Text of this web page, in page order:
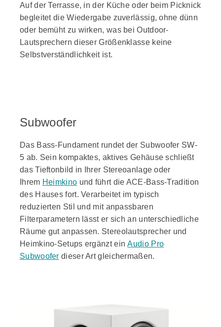
Auf der Terrasse, in der Küche oder beim Picknick
begleitet die Wiedergabe zuverlässig, ohne dünn
oder bemüht zu wirken, was bei Outdoor-
Lautsprechern dieser Größenklasse keine
Selbstverständlichkeit ist.
Subwoofer
Das Bass-Fundament rundet der Subwoofer SW-
5 ab. Sein kompaktes, aktives Gehäuse schließt
das Tieftonbild in Ihrer Stereoanlage oder
Ihrem Heimkino und führt die ACE-Bass-Tradition
des Hauses fort. Verarbeitet im typisch
reduzierten Stil und mit anpassbaren
Filterparametern lässt er sich an unterschiedliche
Räume gut anpassen. Stereolautsprecher und
Heimkino-Setups ergänzt einAudio Pro
Subwoofer dieser Art gleichermaßen.